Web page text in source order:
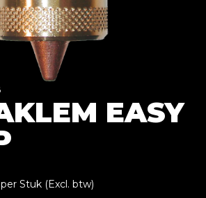
EASY
per Stuk (Excl. btw)